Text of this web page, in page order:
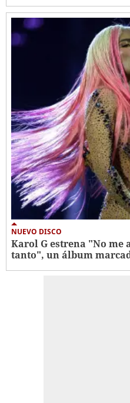
NUEVO DISCO
Karol G estrena "No me
tanto", un álbum